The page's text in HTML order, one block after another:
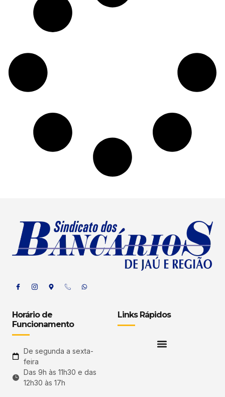
Horário de
Funcionamento
De segunda a sexta-
feira
Das 9h às 11h30 e das
12h30 às 17h
Links Rápidos